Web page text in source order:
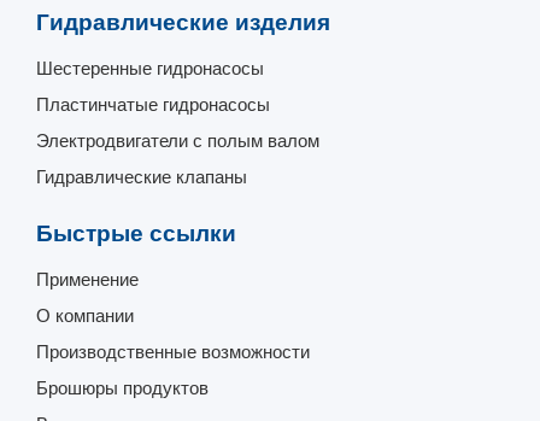
Гидравлические изделия
Шестеренные гидронасосы
Пластинчатые гидронасосы
Электродвигатели с полым валом
Гидравлические клапаны
Быстрые ссылки
Применение
О компании
Производственные возможности
Брошюры продуктов